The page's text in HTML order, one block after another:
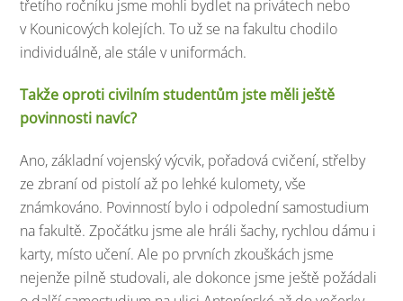
třetího ročníku jsme mohli bydlet na privátech nebo
v Kounicových kolejích. To už se na fakultu chodilo
individuálně, ale stále v uniformách.
Takže oproti civilním studentům jste měli ještě
povinnosti navíc?
Ano, základní vojenský výcvik, pořadová cvičení, střelby
ze zbraní od pistolí až po lehké kulomety, vše
známkováno. Povinností bylo i odpolední samostudium
na fakultě. Zpočátku jsme ale hráli šachy, rychlou dámu i
karty, místo učení. Ale po prvních zkouškách jsme
nejenže pilně studovali, ale dokonce jsme ještě požádali